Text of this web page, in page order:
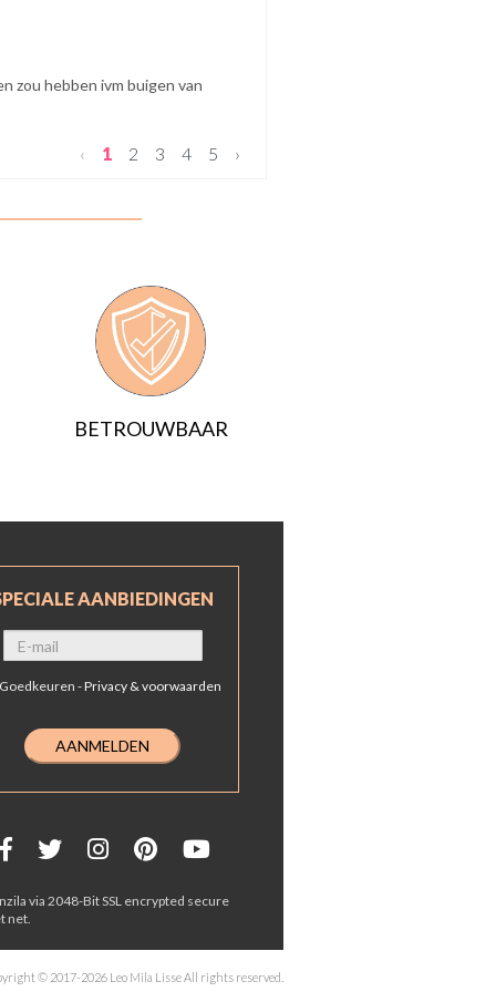
zou hebben ivm buigen van
‹ 1 2 3 4 5 ›
BETROUWBAAR
AANBIEDINGEN
-Privacy & voorwaarden
via 2048-Bit SSL encrypted secure
net.
© 2017-2026 Leo Mila Lisse All rights reserved.